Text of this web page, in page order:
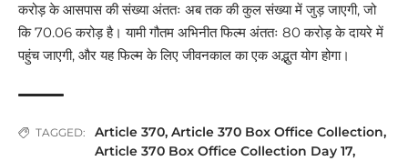
करोड़ के आसपास की संख्या अंततः अब तक की कुल संख्या में जुड़ जाएगी, जो
कि 70.06 करोड़ है। यामी गौतम अभिनीत फिल्म अंततः 80 करोड़ के दायरे में
पहुंच जाएगी, और यह फिल्म के लिए जीवनकाल का एक अद्भुत योग होगा।
TAGGED: Article 370, Article 370 Box Office Collection,
Article 370 Box Office Collection Day 17,